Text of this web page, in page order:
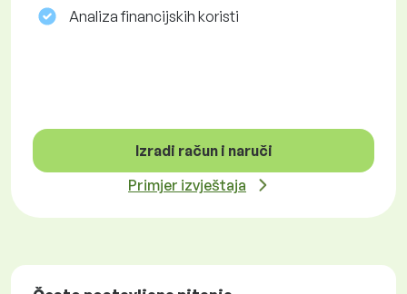
Analiza financijskih koristi
Izradi račun i naruči
Primjer izvještaja